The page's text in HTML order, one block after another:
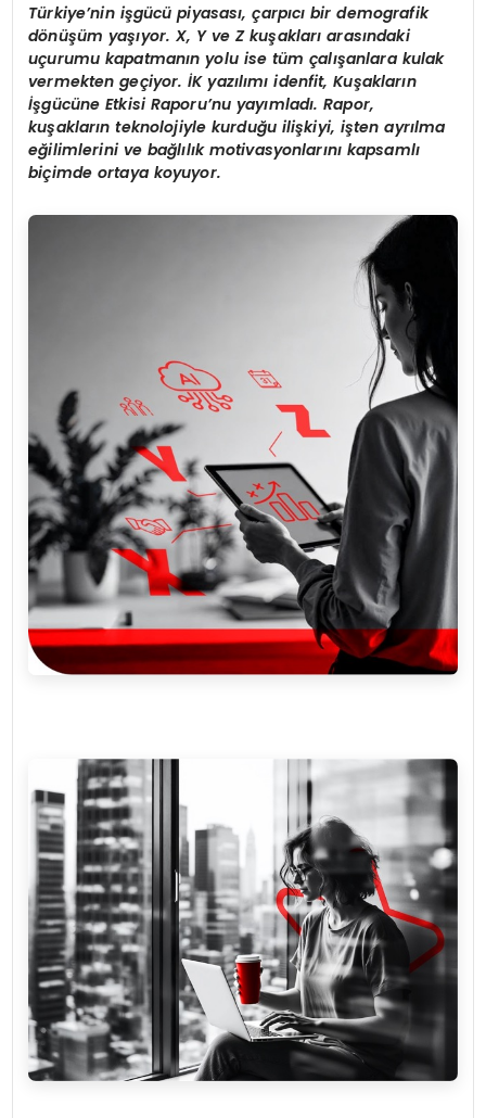
Türkiye’nin işgücüpiyasası,çarpıcıbir demografik
dönüşüm yaşıyor. X, Y ve Z kuşaklarıarasındaki
uçurumu kapatmanın yolu ise tümçalışanlara kulak
vermekten geçiyor.İK yazılımıidenfit, Kuşakların
İşgücüne Etkisi Raporu’nu yayımladı. Rapor,
kuşakların teknolojiyle kurduğu ilişkiyi, işten ayrılma
eğilimlerini ve bağlılık motivasyonlarını kapsamlı
biçimde ortaya koyuyor.